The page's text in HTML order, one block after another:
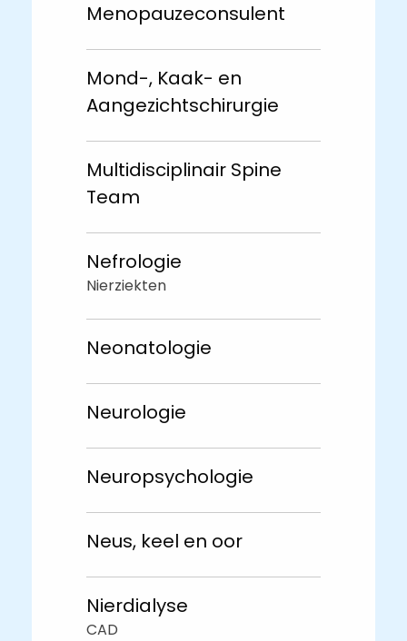
Menopauzeconsulent
Mond-, Kaak- en
Aangezichtschirurgie
Multidisciplinair Spine
Team
Nefrologie
Nierziekten
Neonatologie
Neurologie
Neuropsychologie
Neus, keel en oor
Nierdialyse
CAD